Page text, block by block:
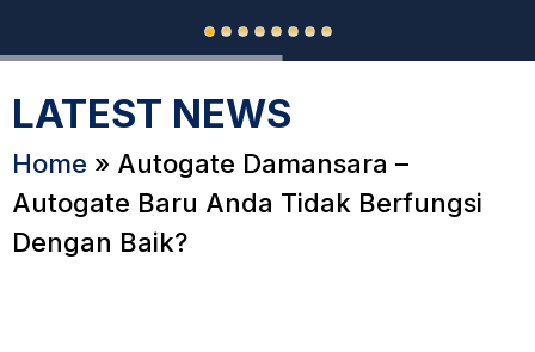
LATEST NEWS
Home » Autogate Damansara –
Autogate Baru Anda Tidak Berfungsi
Dengan Baik?